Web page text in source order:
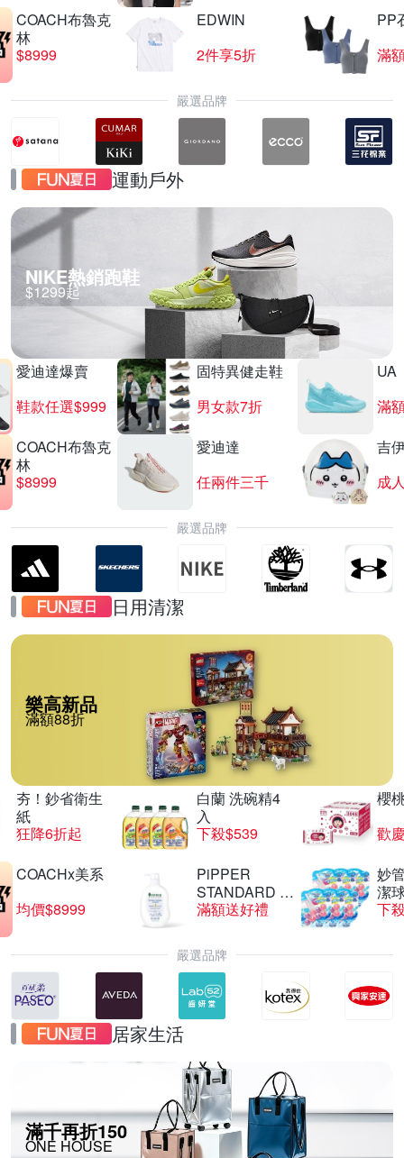
COACH布魯克
林
$8999
EDWIN
2件享5折
PP
滿
嚴選品牌
運動戶外
NIKE熱銷跑鞋
$1299起
愛迪達爆賣
鞋款任選$999
固特異健走鞋
男女款7折
UA
滿
COACH布魯克
林
$8999
愛迪達
任兩件三千
吉
嚴選品牌
日用清潔
樂高新品
滿額88折
夯！鈔省衛生
紙
狂降6折起
白蘭 洗碗精4
入
下殺$539
櫻
歡
COACHx美系
均價$8999
PiPPER
STANDARD 沛
柏
滿額送好禮
妙
潔
下
嚴選品牌
居家生活
滿千再折150
ONE HOUSE